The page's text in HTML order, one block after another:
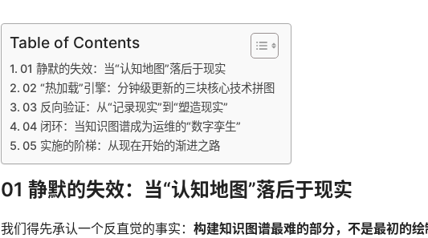
Table of Contents
01 静默的失效：当“认知地图”落后于现实
02 “热加载”引擎：分钟级更新的三块核心技术拼图
03 反向验证：从“记录现实”到“塑造现实”
04 闭环：当知识图谱成为运维的“数字孪生”
05 实施的阶梯：从现在开始的渐进之路
01 静默的失效：当“认知地图”落后于现实
我们得先承认一个反直觉的事实： 构建知识图谱最难的部分，不是最初的